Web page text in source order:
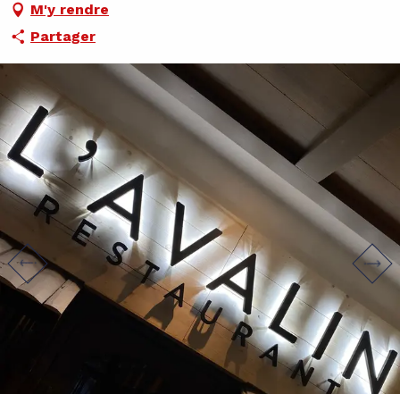
M'y rendre
Partager